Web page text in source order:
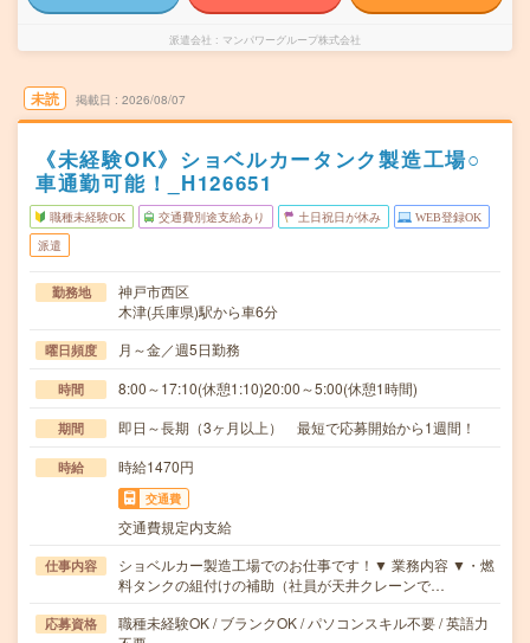
派遣会社 マンパワーグループ株式会社
未読 掲載日 2026/08/07
《未経験OK》ショベルカータンク製造工場○
車通勤可能！_H126651
職種未経験OK 交通費別途支給あり 土日祝日が休み WEB登録OK
派遣
勤務地
神戸市西区
木津(兵庫県)駅から車6分
曜日頻度 月～金／週5日勤務
時間 8:00～17:10(休憩1:10)20:00～5:00(休憩1時間)
期間 即日～長期（3ヶ月以上） 最短で応募開始から1週間！
時給 時給1470円
交通費
交通費規定内支給
仕事内容
ショベルカー製造工場でのお仕事です！▼ 業務内容 ▼・燃
料タンクの組付けの補助（社員が天井クレーンで…
応募資格
職種未経験OK / ブランクOK / パソコンスキル不要 / 英語力